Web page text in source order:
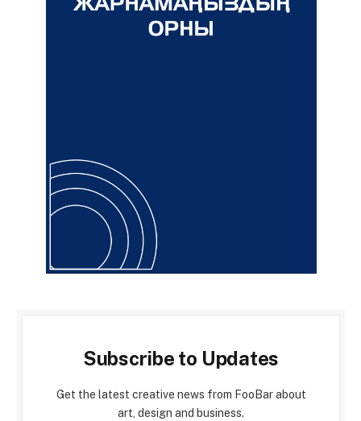
Subscribe to Updates
Get the latest creative news from FooBar about
art, design and business.